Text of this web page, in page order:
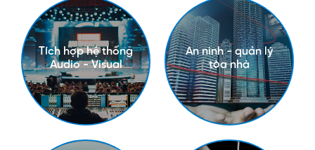
Tích hợp hệ thống
Audio - Visual
An ninh - quản lý
tòa nhà